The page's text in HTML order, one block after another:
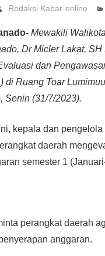
Redaksi Kabar-online
Mewakili
Dr Micler Lakat, SH
dan
di Ruang Toar
Senin (31/7/2023).
kepala dan pengelola
daerah
semester 1
perangkat daerah
anggaran.